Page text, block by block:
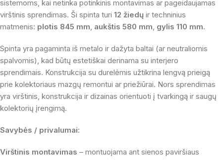
sistemoms, kai netinka potinkinis montavimas ar pageidaujamas
virštinis sprendimas. Ši spinta turi 12 žiedų ir techninius
matmenis: plotis 845 mm, aukštis 580 mm, gylis 110 mm.
Spinta yra pagaminta iš metalo ir dažyta baltai (ar neutraliomis
spalvomis), kad būtų estetiškai derinama su interjero
sprendimais. Konstrukcija su durelėmis užtikrina lengvą prieigą
prie kolektoriaus mazgų remontui ar priežiūrai. Nors sprendimas
yra virštinis, konstrukcija ir dizainas orientuoti į tvarkingą ir saugų
kolektorių įrengimą.
Savybės / privalumai:
Virštinis montavimas – montuojama ant sienos paviršiaus